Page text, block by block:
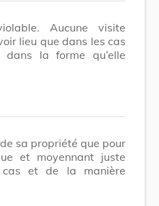
Aucune visite
lieu que dans les cas
la forme qu’elle
sa propriété que pour
et moyennant juste
cas et de la manière